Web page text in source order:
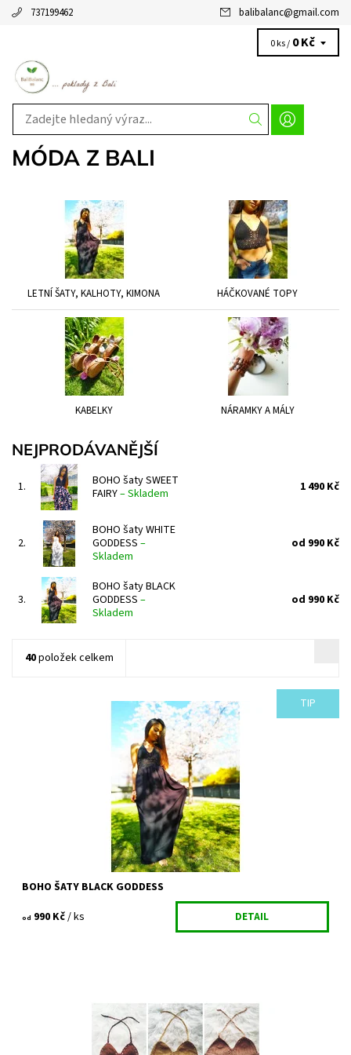
737199462 balibalanc@gmail.com
0 ks / 0 Kč
MÓDA Z BALI
LETNÍ ŠATY, KALHOTY, KIMONA HÁČKOVANÉ TOPY
KABELKY NÁRAMKY A MÁLY
NEJPRODÁVANĚJŠÍ
1.
BOHO šaty SWEET
FAIRY–Skladem 1 490 Kč
2.
BOHO šaty WHITE
GODDESS –
Skladem
od 990 Kč
3.
BOHO šaty BLACK
GODDESS –
Skladem
od 990 Kč
40položek celkem
TIP
Nádherné magické šaty v černé barvě. Smyslné a elegantní,
zároveň lehké jako pírko. Ručně háčkovaný vršek, který se
zavazuje za krkem a na zádech a...
Skladem
389/KRA
BOHO ŠATY BLACK GODDESS
od 990 Kč/ ks DETAIL
Krásné háčkované topy v trendy přírodních barvách. Vyber si tu
svou. Letní kousek, který by neměl chybět v šatníku. Kombinovat
ho se šortkami a...